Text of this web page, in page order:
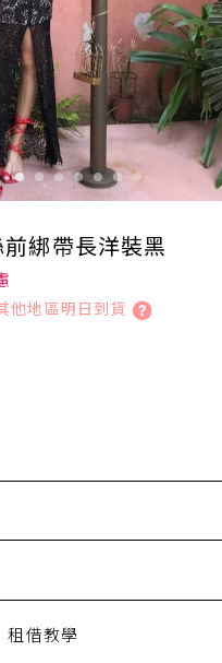
綁帶長洋裝黑
他地區明日到貨
租借教學